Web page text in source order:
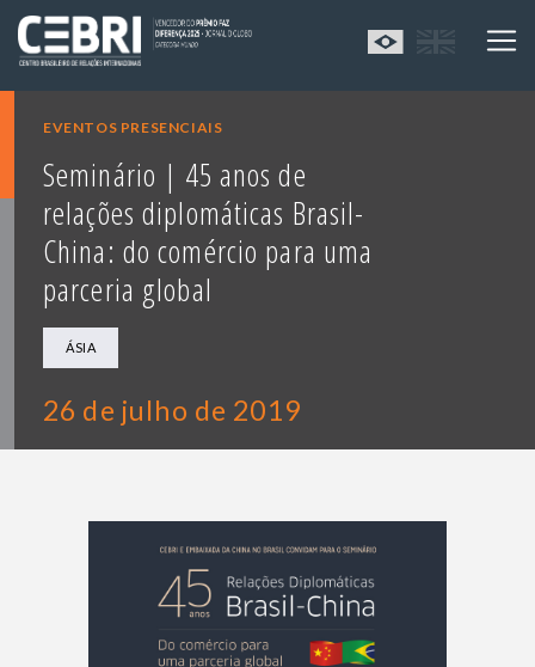
EVENTOS PRESENCIAIS
Seminário | 45 anos de
relações diplomáticas Brasil-
China: do comércio para uma
parceria global
ÁSIA
26 de julho de 2019